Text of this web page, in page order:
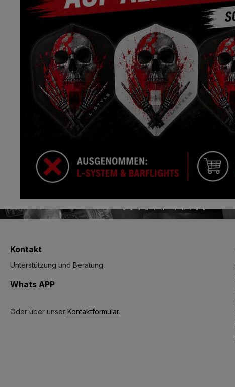
Kontakt
Unterstützung und Beratung
Whats APP
Oder über unser Kontaktformular.